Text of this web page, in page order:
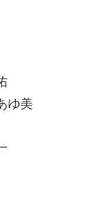
ゆ美